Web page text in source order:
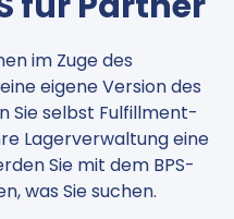
im Zuge des
eigene Version des
Sie selbst Fulfillment-
Lagerverwaltung eine
Sie mit dem BPS-
was Sie suchen.